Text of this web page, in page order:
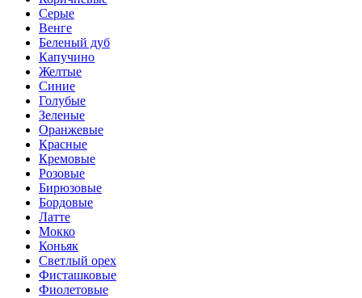
Серые
Венге
Беленый дуб
Капучино
Желтые
Синие
Голубые
Зеленые
Оранжевые
Красные
Кремовые
Розовые
Бирюзовые
Бордовые
Латте
Мокко
Коньяк
Светлый орех
Фисташковые
Фиолетовые